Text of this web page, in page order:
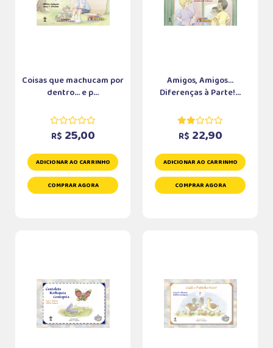
Coisas que machucam por
dentro... e p...
R$ 25,00
ADICIONAR AO CARRINHO
COMPRAR AGORA
Amigos, Amigos...
Diferenças à Parte!...
R$ 22,90
ADICIONAR AO CARRINHO
COMPRAR AGORA